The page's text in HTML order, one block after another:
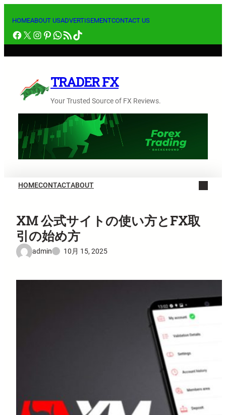
ス
キ
HOMEABOUT USADVERTISEMENTCONTACT US
Facebook
X Instagram
Pinterest
WhatsApp
RSS フィードTikTok
TRADER FX
Your Trusted Source of FX Reviews.
HOMECONTACTABOUT
XM 公式サイトの使い方とFX取
引の始め方
admin 10月 15, 2025